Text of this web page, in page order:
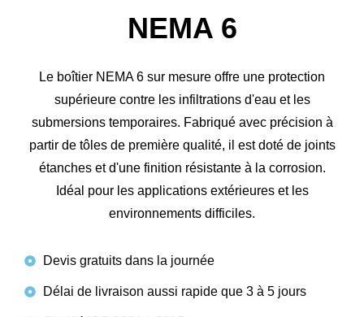
NEMA 6
Le boîtier NEMA 6 sur mesure offre une protection
supérieure contre les infiltrations d'eau et les
submersions temporaires. Fabriqué avec précision à
partir de tôles de première qualité, il est doté de joints
étanches et d'une finition résistante à la corrosion.
Idéal pour les applications extérieures et les
environnements difficiles.
Devis gratuits dans la journée
Délai de livraison aussi rapide que 3 à 5 jours